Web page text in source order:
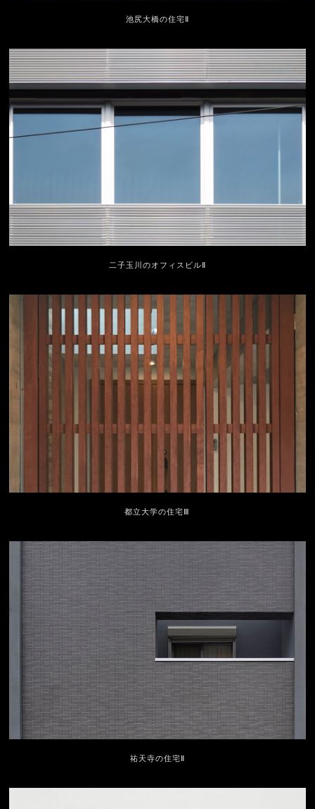
池尻大橋の住宅Ⅱ
二子玉川のオフィスビルⅡ
都立大学の住宅Ⅲ
祐天寺の住宅Ⅱ